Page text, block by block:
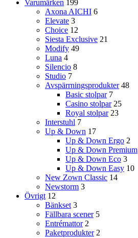
Varumärken 199
Axona AICHI 6
Elevate 3
Choice 12
Siesta Exclusive 21
Modify 49
Luna 4
Silencio 8
Studio 7
Avspärrningsprodukter 48
Basic stolpar 7
Casino stolpar 25
Royal stolpar 23
Interstuhl 7
Up & Down 17
Up & Down Ergo 2
Up & Down Premium
Up & Down Eco 3
Up & Down Easy 10
New Zown Classic 14
Newstorm 3
Övrigt 12
Bänkset 3
Fällbara scener 5
Entrémattor 2
Paketprodukter 2